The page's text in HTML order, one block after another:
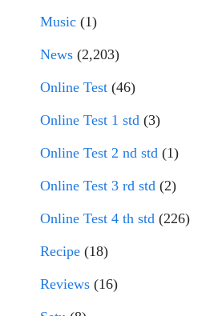
Music (1)
News (2,203)
Online Test (46)
Online Test 1 std (3)
Online Test 2 nd std (1)
Online Test 3 rd std (2)
Online Test 4 th std (226)
Recipe (18)
Reviews (16)